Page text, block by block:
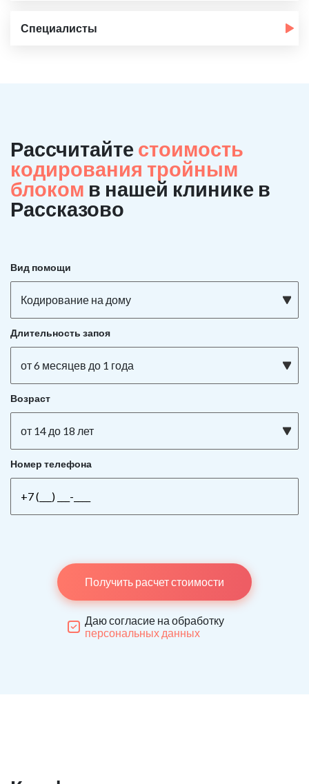
Специалисты
Рассчитайте стоимость
кодирования тройным
блоком в нашей клинике в
Рассказово
Вид помощи
Кодирование на дому
Длительность запоя
от 6 месяцев до 1 года
Возраст
от 14 до 18 лет
Номер телефона
Получить расчет стоимости
Даю согласие на обработку
персональных данных